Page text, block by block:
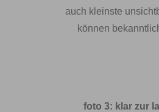
auch kleinste
können
foto 3: klar zur